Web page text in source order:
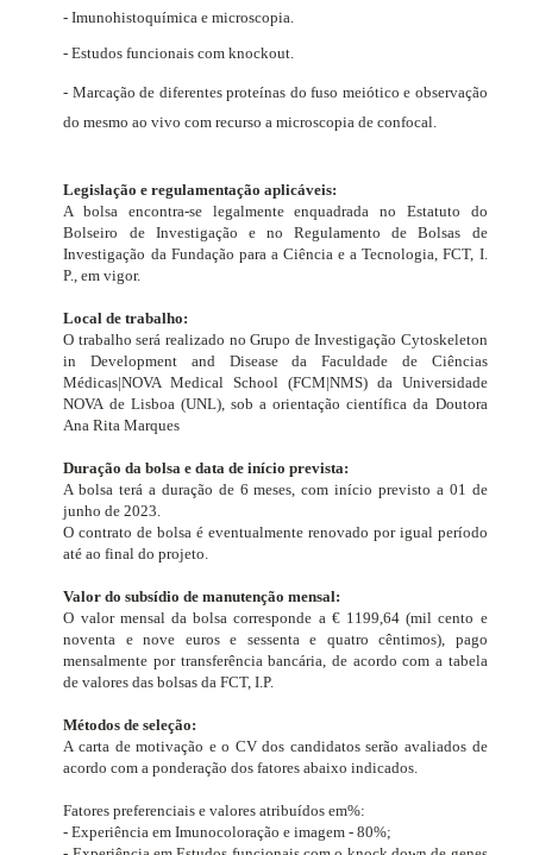
- Imunohistoquímica e microscopia.
- Estudos funcionais com knockout.
- Marcação de diferentes proteínas do fuso meiótico e observação
do mesmo ao vivo com recurso a microscopia de confocal.
Legislação e regulamentação aplicáveis:
A bolsa encontra-se legalmente enquadrada no Estatuto do
Bolseiro de Investigação e no Regulamento de Bolsas de
Investigação da Fundação para a Ciência e a Tecnologia, FCT, I.
P., em vigor.
Local de trabalho:
O trabalho será realizado no Grupo de Investigação Cytoskeleton
in Development and Disease
da Faculdade de Ciências
Médicas|NOVA Medical School (FCM|NMS) da Universidade
NOVA de Lisboa (UNL), sob a orientação científica da Doutora
Ana Rita Marques
Duração da bolsa e data de início prevista:
A bolsa terá a duração de 6 meses, com início previsto a 01 de
junho de 2023.
O contrato de bolsa é eventualmente renovado por igual período
até ao final do projeto.
Valor do subsídio de manutenção mensal:
O valor mensal da bolsa corresponde a € 1199,64 (mil cento e
noventa e nove euros e sessenta e quatro cêntimos), pago
mensalmente por transferência bancária, de acordo com a tabela
de valores das bolsas da FCT, I.P.
Métodos de seleção:
A carta de motivação e o CV dos candidatos serão avaliados de
acordo com a ponderação dos fatores abaixo indicados.
Fatores preferenciais e valores atribuídos em%:
- Experiência em Imunocoloração e imagem - 80%;